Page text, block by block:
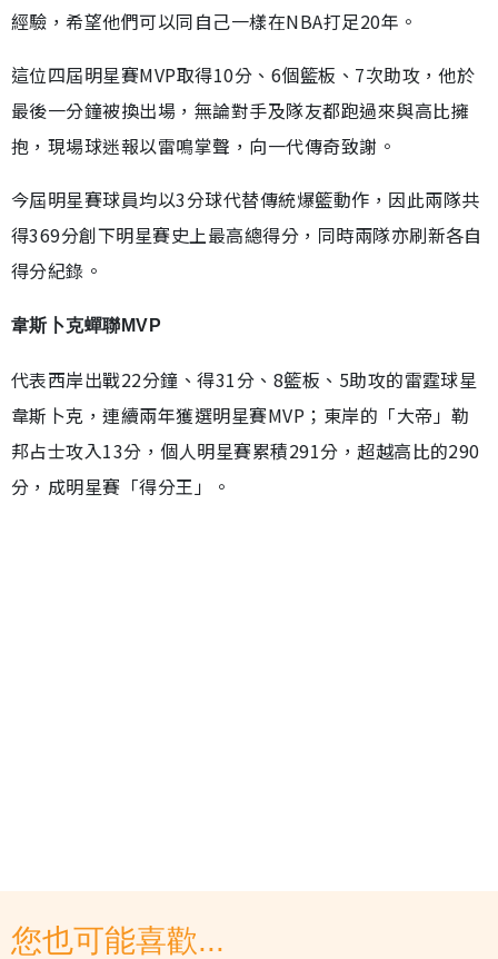
經驗，希望他們可以同自己一樣在NBA打足20年。
這位四屆明星賽MVP取得10分、6個籃板、7次助攻，他於
最後一分鐘被換出場，無論對手及隊友都跑過來與高比擁
抱，現場球迷報以雷鳴掌聲，向一代傳奇致謝。
今屆明星賽球員均以3分球代替傳統爆籃動作，因此兩隊共
得369分創下明星賽史上最高總得分，同時兩隊亦刷新各自
得分紀錄。
韋斯卜克蟬聯MVP
代表西岸出戰22分鐘、得31分、8籃板、5助攻的雷霆球星
韋斯卜克，連續兩年獲選明星賽MVP；東岸的「大帝」勒
邦占士攻入13分，個人明星賽累積291分，超越高比的290
分，成明星賽「得分王」。
您也可能喜歡...